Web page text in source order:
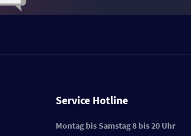
Service Hotline
Montag bis Samstag 8 bis 20 Uhr